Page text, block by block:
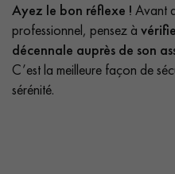
Ayez le bon réflexe ! Avant
professionnel, pensez à
décennale auprès de son
C’est la meilleure façon de
sérénité.